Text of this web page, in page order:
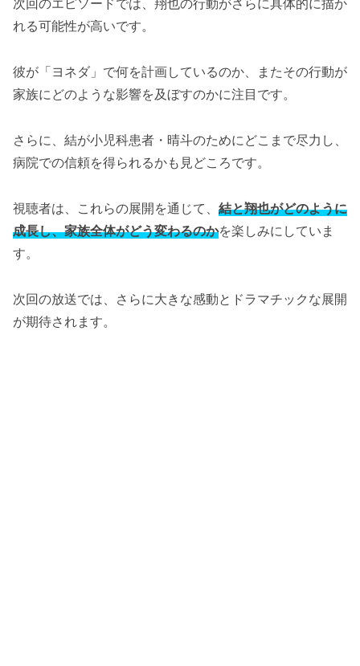
次回のエピソードでは、翔也の行動がさらに具体的に描か
れる可能性が高いです。
彼が「ヨネダ」で何を計画しているのか、またその行動が
家族にどのような影響を及ぼすのかに注目です。
さらに、結が小児科患者・晴斗のためにどこまで尽力し、
病院での信頼を得られるかも見どころです。
視聴者は、これらの展開を通じて、 結と翔也がどのように
成長し、家族全体がどう変わるのかを楽しみにしていま
す。
次回の放送では、さらに大きな感動とドラマチックな展開
が期待されます。